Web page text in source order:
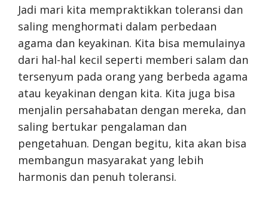
Jadi mari kita mempraktikkan toleransi dan
saling menghormati dalam perbedaan
agama dan keyakinan. Kita bisa memulainya
dari hal-hal kecil seperti memberi salam dan
tersenyum pada orang yang berbeda agama
atau keyakinan dengan kita. Kita juga bisa
menjalin persahabatan dengan mereka, dan
saling bertukar pengalaman dan
pengetahuan. Dengan begitu, kita akan bisa
membangun masyarakat yang lebih
harmonis dan penuh toleransi.